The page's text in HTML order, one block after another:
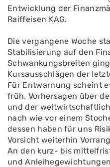
Entwicklung der
Raiffeisen KAG.
Die vergangene Woche
Stabilisierung auf den
Schwankungsbreiten
Kursausschlägen der
Für Entwarnung scheint
früh. Vorhersagen über
und der
nach wie vor einem
dessen haben für uns
Vorsicht weiterhin
An den kurz- bis
und